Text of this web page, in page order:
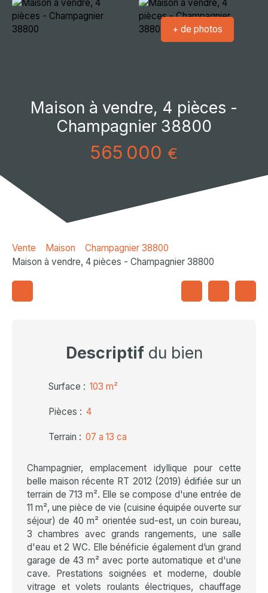
+ de photos
Maison à vendre, 4 pièces -
Champagnier 38800
565 000 €
Vente Maison
Champagnier 38800
Maison à vendre, 4 pièces - Champagnier 38800
Descriptifdu bien
Surface : 103 m²
Pièces : 4
Terrain : 07 a 13 ca
Champagnier, emplacement idyllique pour cette
belle maison récente RT 2012 (2019) édifiée sur un
terrain de 713 m². Elle se compose d'une entrée de
11 m², une pièce de vie (cuisine équipée ouverte sur
séjour) de 40 m² orientée sud-est, un coin bureau,
3 chambres avec grands rangements, une salle
d'eau et 2 WC. Elle bénéficie également d’un grand
garage de 43 m² avec porte automatique et d'une
cave. Prestations soignées et moderne, double
vitrage et volets roulants électriques, chauffage